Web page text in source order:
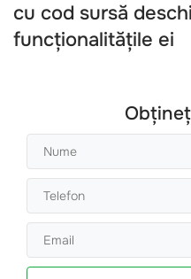
cu cod sursă
funcționalitățile ei